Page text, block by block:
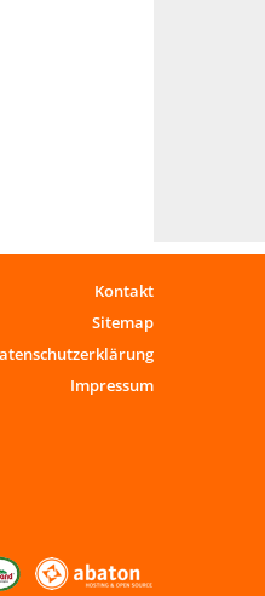
Kontakt
Sitemap
Impressum